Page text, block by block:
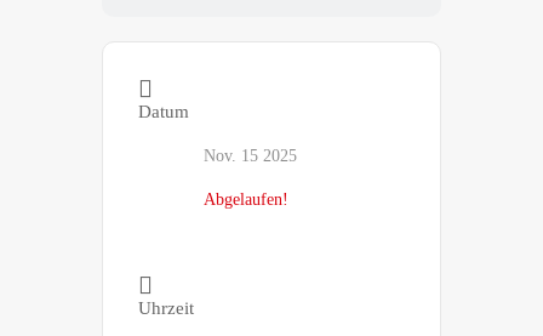
Datum
Nov. 15 2025
Abgelaufen!
Uhrzeit